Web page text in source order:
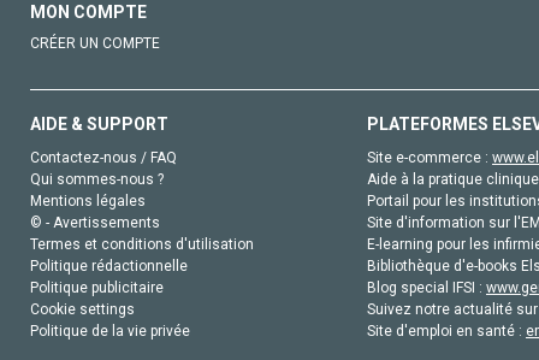
MON COMPTE
CRÉER UN COMPTE
AIDE & SUPPORT
Contactez-nous / FAQ
Qui sommes-nous ?
Mentions légales
© - Avertissements
Termes et conditions d'utilisation
Politique rédactionnelle
Politique publicitaire
Cookie settings
Politique de la vie privée
PLATEFORMES
Site e-commerce :
Aide à la pratique
Portail pour les
Site d'information sur
E-learning pour les
Bibliothèque d'e-books
Blog special IFSI :
Suivez notre actualité
Site d'emploi en santé :